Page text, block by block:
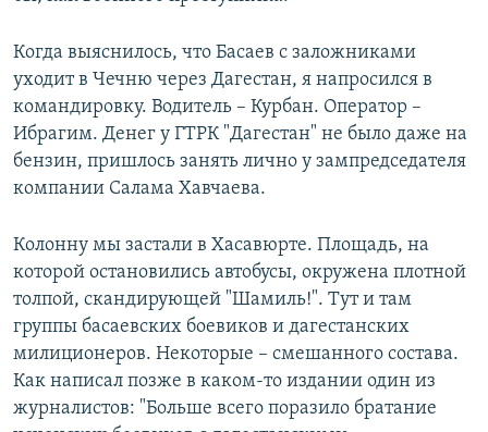
Когда выяснилось, что Басаев с заложниками
уходит в Чечню через Дагестан, я напросился в
командировку. Водитель – Курбан. Оператор –
Ибрагим. Денег у ГТРК "Дагестан" не было даже на
бензин, пришлось занять лично у зампредседателя
компании Салама Хавчаева.
Колонну мы застали в Хасавюрте. Площадь, на
которой остановились автобусы, окружена плотной
толпой, скандирующей "Шамиль!". Тут и там
группы басаевских боевиков и дагестанских
милиционеров. Некоторые – смешанного состава.
Как написал позже в каком-то издании один из
журналистов: "Больше всего поразило братание